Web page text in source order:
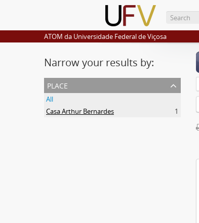
ATOM da Universidade Federal de Viçosa
Narrow your results by:
place
All
Casa Arthur Bernardes
1